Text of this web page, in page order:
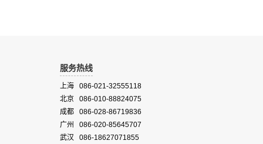
服务热线
上海 086-021-32555118
北京 086-010-88824075
成都 086-028-86719836
广州 086-020-85645707
武汉 086-18627071855